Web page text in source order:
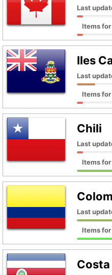
Last
Items for
Iles
Last
Items for
Chili
Last
Items
Last
Items
Costa